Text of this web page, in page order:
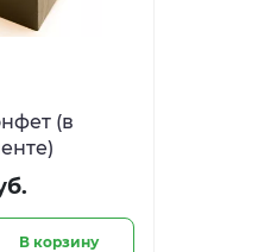
(в
В корзину